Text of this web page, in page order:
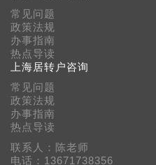
常见问题
政策法规
办事指南
热点导读
上海居转户咨询
常见问题
政策法规
办事指南
热点导读
联系人：陈老师
电话：13671738356